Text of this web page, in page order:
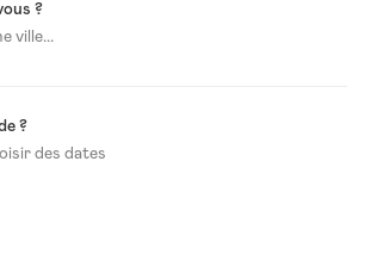
?
ville...
?
des dates